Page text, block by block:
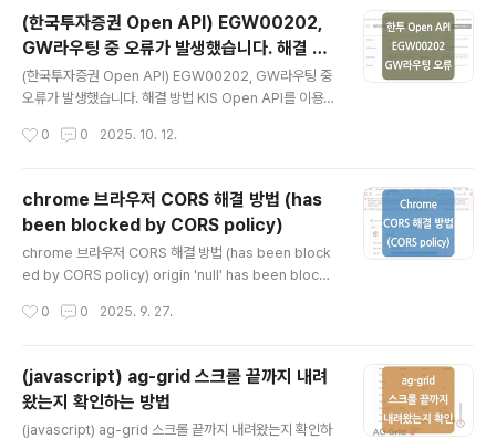
맥에서 호환하기 쉬운 방법으로 외장하드 백업을 진행했습
니다.iCloud의 경우 커피 한잔 값(200GB 기준, 월 3,30
0원)일 수도 있겠지만 뭔가 그 정도로까지 필요한가 싶어
서 사용하지 않고 있습니다. 1. 외장하드 백업 (Mac OS 확
장 포맷으로 변경)먼저 '디스크 유틸리티'를 사용하여 외장
초기화를 진행했습니다.* 저장된 모든 데이터가 영구적..
(한국투자증권 Open API) EGW00202,
GW라우팅 중 오류가 발생했습니다. 해결 방
법
(한국투자증권 Open API) EGW00202, GW라우팅 중
오류가 발생했습니다. 해결 방법 KIS Open API를 이용한
g_cd=EGW00202', 'msg1=GW라우팅 중 오류가 발
인은 파악하지 못했지만 아래와 같이 requestDto를 그대
로 HttpEntity로 만들어서 전송하던 방식에서 requestD
to를 수동으로 직렬화한 String 값을 기반으로 HttpEntit
y를 만들어 전송하는 방식으로 바꾸니까 오류가 발생하지
않았습니다. public OrderResponseDto orderToS
0 0 2025. 10. 12.
chrome 브라우저 CORS 해결 방법 (has
been blocked by CORS policy)
chrome 브라우저 CORS 해결 방법 (has been block
ed by CORS policy) origin 'null' has been blocke
서 띄운 'file:// 기반 HTML'에서 api 요청을 통해 응답 결
TML을 file:// 기반으로 열어서 실행하게 되면 브라우저에
서는 origin을 null로 인식하게 됩니다.) 분리망 환경이고
요청을 보내는 곳은 한 곳인 반면, 여러 서버에 요청을 보내
0 0 2025. 9. 27.
(javascript) ag-grid 스크롤 끝까지 내려
왔는지 확인하는 방법
(javascript) ag-grid 스크롤 끝까지 내려왔는지 확인하